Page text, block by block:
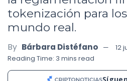
tokenización para
mundo real.
By Bárbara Distéfano
12
Reading Time: 3 mins read